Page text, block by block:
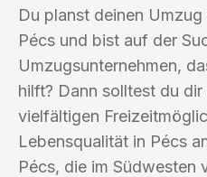
Du planst deinen
Pécs und bist auf der
Umzugsunternehmen,
hilft? Dann solltest du
vielfältigen
Lebensqualität in Pécs
Pécs, die im Südwesten